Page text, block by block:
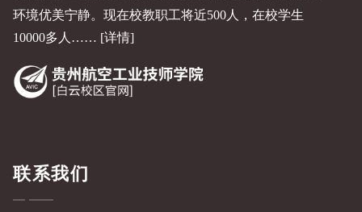
环境优美宁静。现在校教职工将近500人，在校学生
10000多人…… [详情]
联系我们